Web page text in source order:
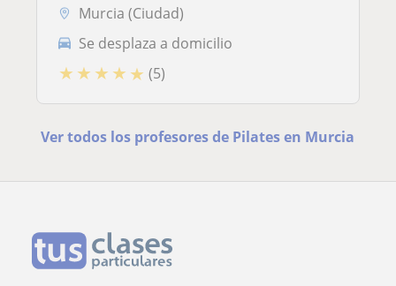
Murcia (Ciudad)
Se desplaza a domicilio
★ ★ ★ ★ ★ (5)
Ver todos los profesores de Pilates en Murcia